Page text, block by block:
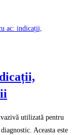
utilizată pentru
Aceasta este